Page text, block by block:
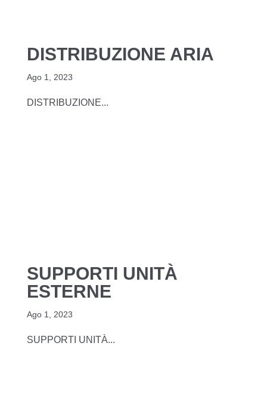
DISTRIBUZIONE ARIA
Ago 1, 2023
DISTRIBUZIONE...
SUPPORTI UNITÀ
ESTERNE
Ago 1, 2023
SUPPORTI UNITÀ...